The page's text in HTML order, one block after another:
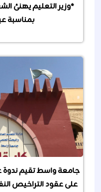
*وزير التعليم يهنئ
بمناسبة
جامعة واسط تقيم ندوة
على عقود التراخيص